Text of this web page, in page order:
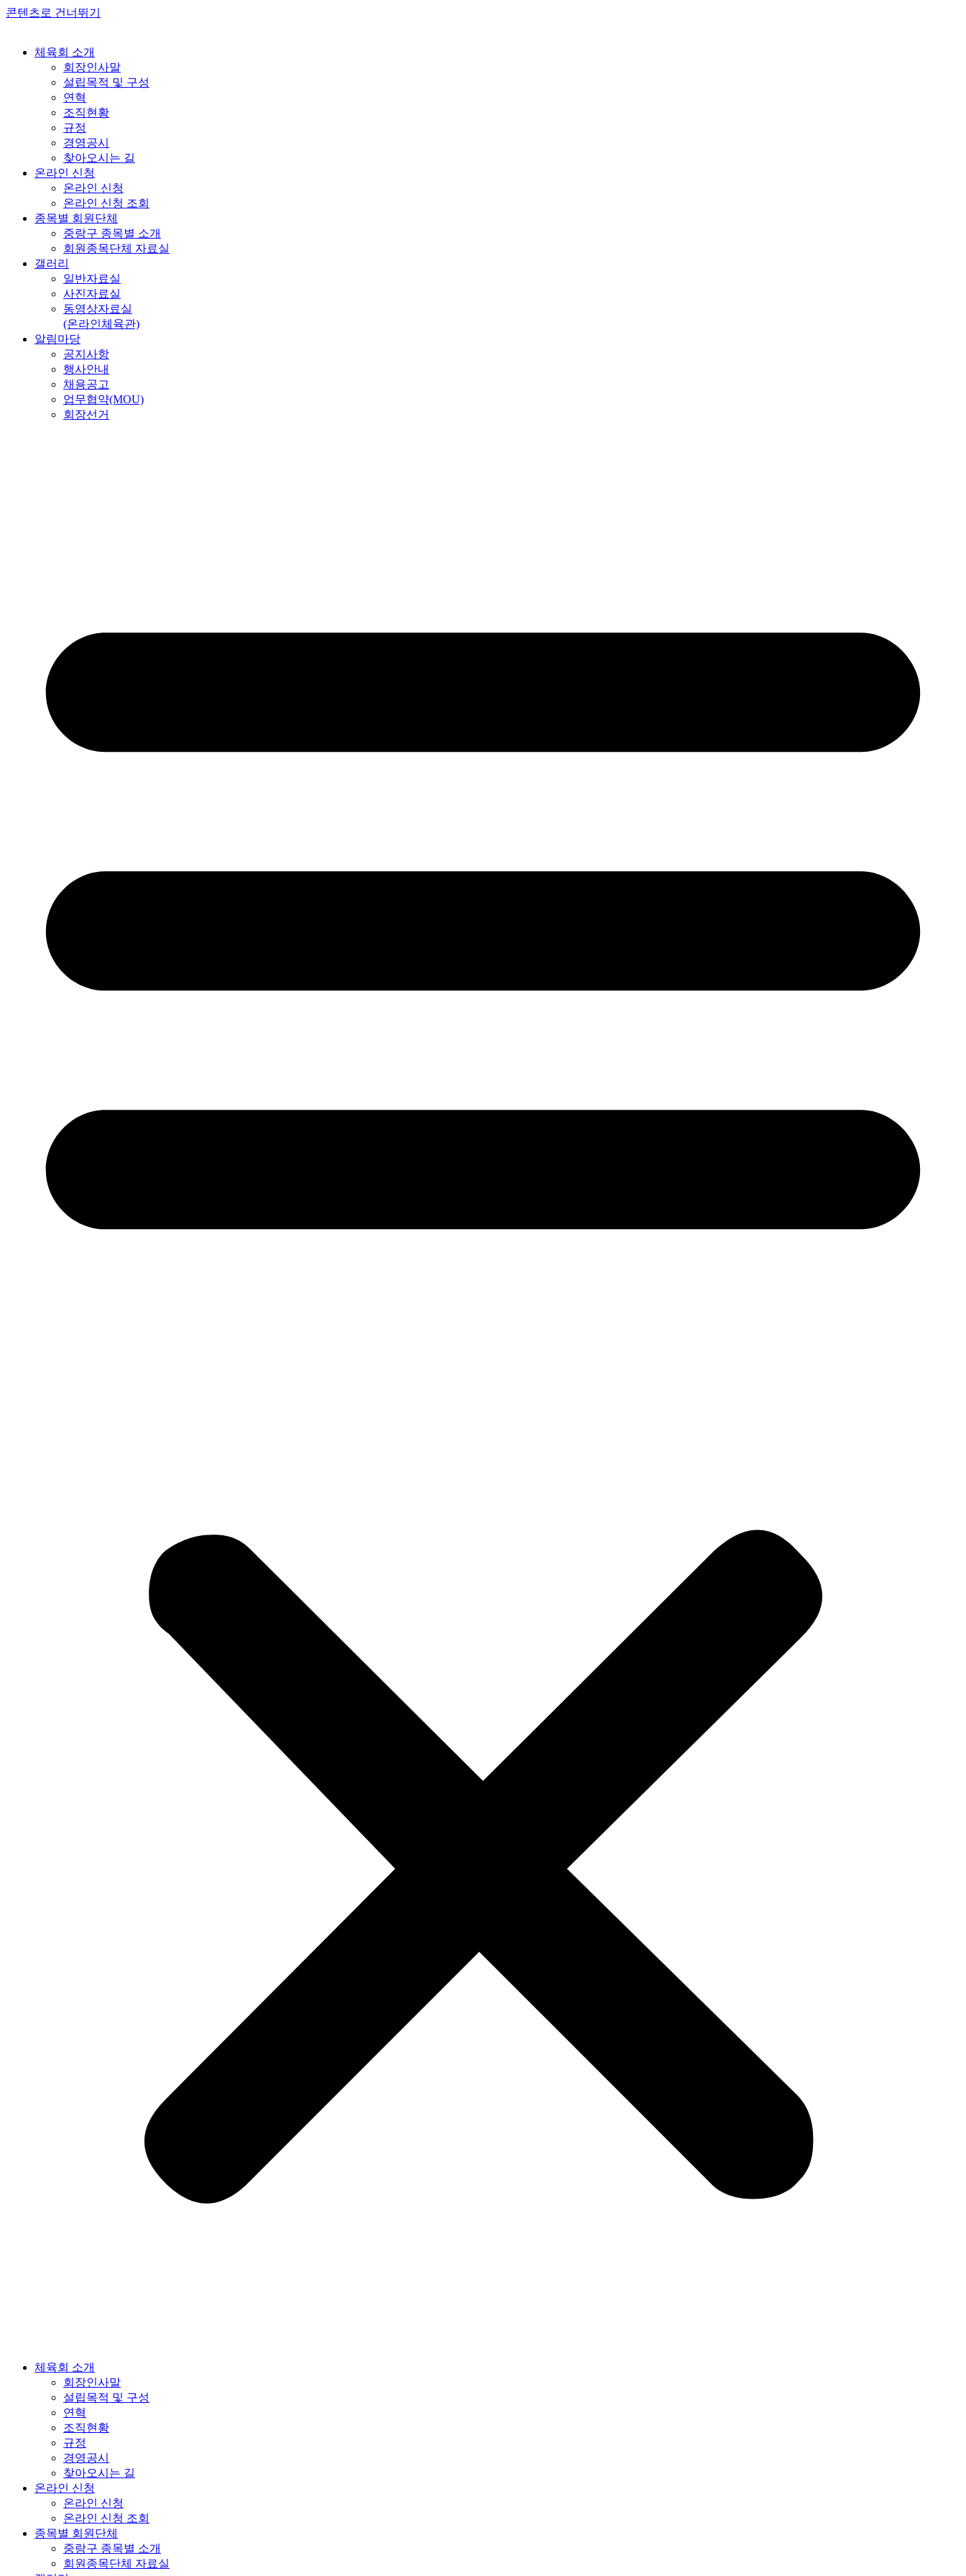
콘텐츠로 건너뛰기
체육회 소개
회장인사말
설립목적 및 구성
연혁
조직현황
규정
경영공시
찾아오시는 길
온라인 신청
온라인 신청
온라인 신청 조회
종목별 회원단체
중랑구 종목별 소개
회원종목단체 자료실
갤러리
일반자료실
사진자료실
동영상자료실
(온라인체육관)
알림마당
공지사항
행사안내
채용공고
업무협약(MOU)
회장선거
체육회 소개
회장인사말
설립목적 및 구성
연혁
조직현황
규정
경영공시
찾아오시는 길
온라인 신청
온라인 신청
온라인 신청 조회
종목별 회원단체
중랑구 종목별 소개
회원종목단체 자료실